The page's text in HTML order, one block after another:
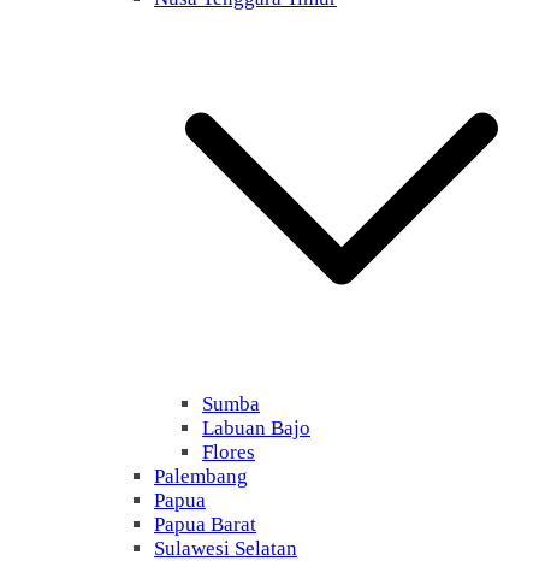
Sumba
Labuan Bajo
Flores
Palembang
Papua
Papua Barat
Sulawesi Selatan